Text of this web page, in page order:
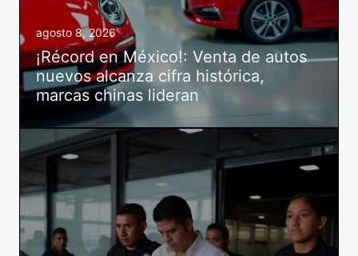
agosto 8, 2026
¡Récord en México!: Venta de autos
nuevos alcanza cifra histórica,
marcas chinas lideran